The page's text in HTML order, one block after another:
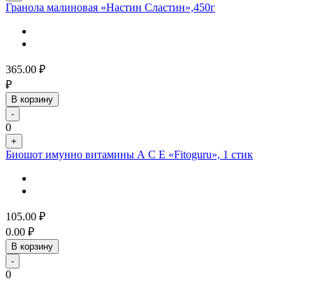
Гранола малиновая «Настин Сластин»,450г
365.00 ₽
₽
В корзину
-
0
+
Биошот имунно витамины А С Е «Fitoguru», 1 стик
105.00 ₽
0.00 ₽
В корзину
-
0